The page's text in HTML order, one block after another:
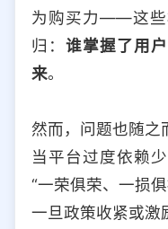
为购买力——这些
归： 谁掌握了用
来。
然而，问题也随之
当平台过度依赖
“一荣俱荣、一损俱
一旦政策收紧或激